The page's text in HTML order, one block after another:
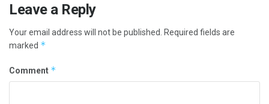
Leave a Reply
Your email address will not be published. Required fields are
marked *
Comment *